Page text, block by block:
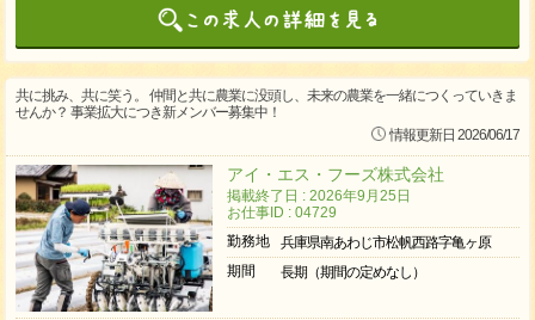
共に挑み、共に笑う。 仲間と共に農業に没頭し、未来の農業を一緒につくっていきま
せんか？ 事業拡大につき新メンバー募集中！
情報更新日 2026/06/17
アイ・エス・フーズ株式会社
掲載終了日 : 2026年9月25日
お仕事ID : 04729
勤務地
兵庫県南あわじ市松帆西路字亀ヶ原
期間
長期（期間の定めなし）